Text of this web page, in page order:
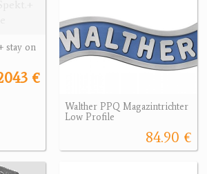
stay on
€
Walther PPQ Magazintrichter
Low Profile
84.90 €